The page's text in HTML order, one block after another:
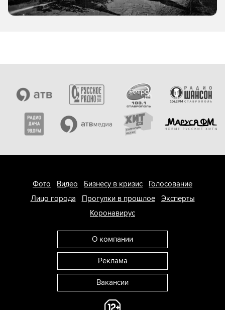
Фото Видео Бизнесу в кризис
Голосование
Лицо города
Прогулки в прошлое
Эксперты
Коронавирус
О компании
Реклама
Вакансии